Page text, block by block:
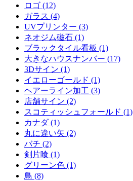
ロゴ (12)
ガラス (4)
UVプリンター (3)
ネオジム磁石 (1)
ブラックタイル看板 (1)
大きなハウスナンバー (17)
3Dサイン (1)
イエローゴールド (1)
ヘアーライン加工 (3)
店舗サイン (2)
スコティッシュフォールド (1)
カナダ (1)
丸に違い矢 (2)
バチ (2)
剣片喰 (1)
グリーン色 (1)
鳥 (8)